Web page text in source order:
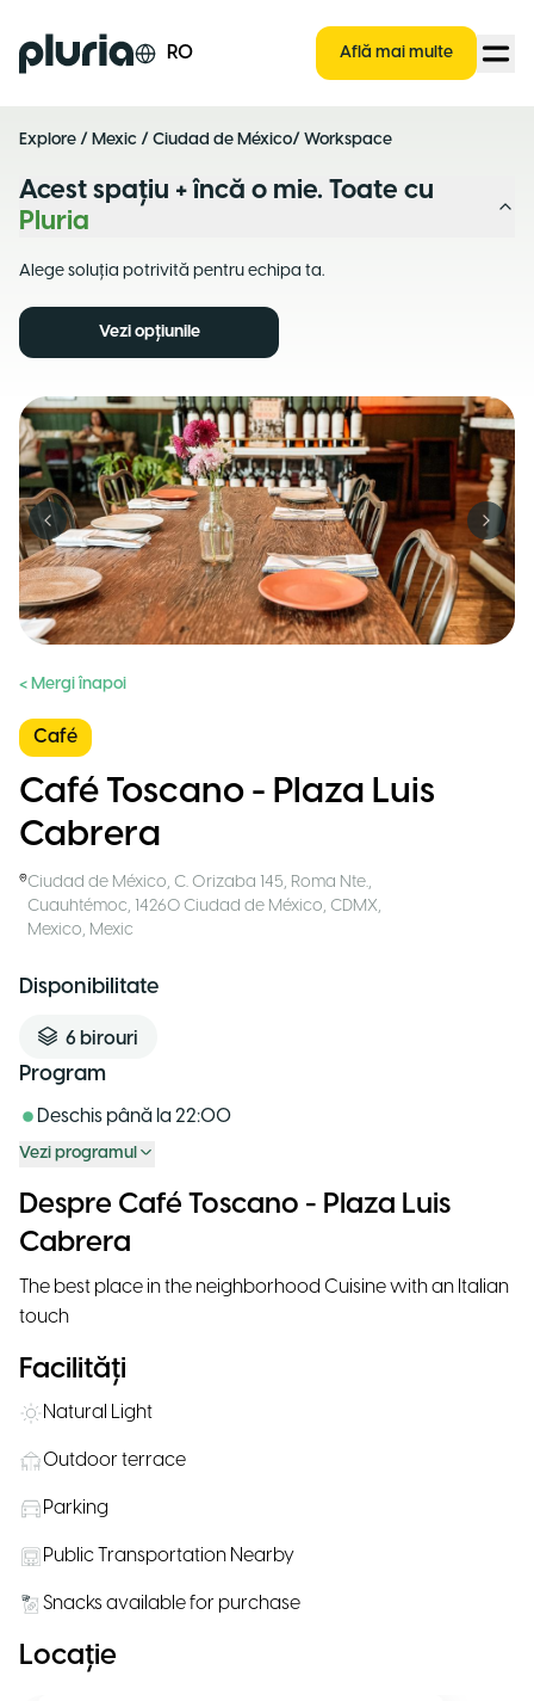
Logo Pluria RO Află mai multe
Explore / Mexic / Ciudad de México/ Workspace
Acest spațiu + încă o mie. Toate cu
Pluria
Alege soluția potrivită pentru echipa ta.
Vezi opțiunile
Previous slide Next
< Mergi înapoi
Café
Café Toscano - Plaza Luis
Cabrera
Ciudad de México, C. Orizaba 145, Roma Nte.,
Cuauhtémoc, 14260 Ciudad de México, CDMX,
Mexico, Mexic
Disponibilitate
6 birouri
Program
Deschis până la22:00
Vezi programul
Despre Café Toscano - Plaza Luis
Cabrera
The best place in the neighborhood Cuisine with an Italian
touch
Facilități
Natural Light
Outdoor terrace
Parking
Public Transportation Nearby
Snacks available for purchase
Locație